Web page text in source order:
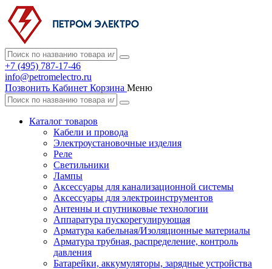
+7 (495) 787-17-46
info@petromelectro.ru
Позвонить Кабинет Корзина Меню
Каталог товаров
Кабели и провода
Электроустановочные изделия
Реле
Светильники
Лампы
Аксессуары для канализационной системы
Аксессуары для электроинструментов
Антенны и спутниковые технологии
Аппаратура пускорегулирующая
Арматура кабельная/Изоляционные материалы
Арматура трубная, распределение, контроль
давления
Батарейки, аккумуляторы, зарядные устройства